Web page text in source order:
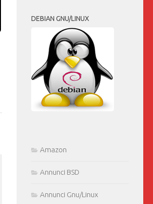
DEBIAN GNU/LINUX
Amazon
Annunci BSD
Annunci Gnu/Linux